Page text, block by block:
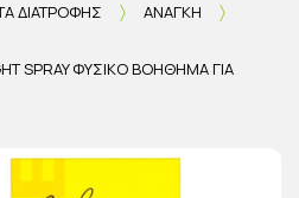
ΔΙΑΤΡΟΦΉΣ
ΑΝΆΓΚΗ
SPRAY ΦΥΣΙΚΌ ΒΟΉΘΗΜΑ ΓΙΑ